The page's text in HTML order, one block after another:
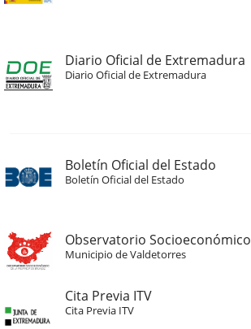
Diario Oficial de Extremadura
Diario Oficial de Extremadura
Boletín Oficial del Estado
Boletín Oficial del Estado
Observatorio Socioeconómico
Municipio de Valdetorres
Cita Previa ITV
Cita Previa ITV